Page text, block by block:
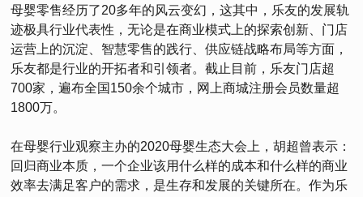
母婴零售经历了20多年的风云变幻，这其中，乐友的发展轨
迹极具行业代表性，无论是在商业模式上的探索创新、门店
运营上的沉淀、智慧零售的践行、供应链战略布局等方面，
乐友都是行业的开拓者和引领者。截止目前，乐友门店超
700家，遍布全国150余个城市，网上商城注册会员数量超
1800万。
在母婴行业观察主办的2020母婴生态大会上，胡超曾表示：
回归商业本质，一个企业该用什么样的成本和什么样的商业
效率去满足客户的需求，是生存和发展的关键所在。作为乐